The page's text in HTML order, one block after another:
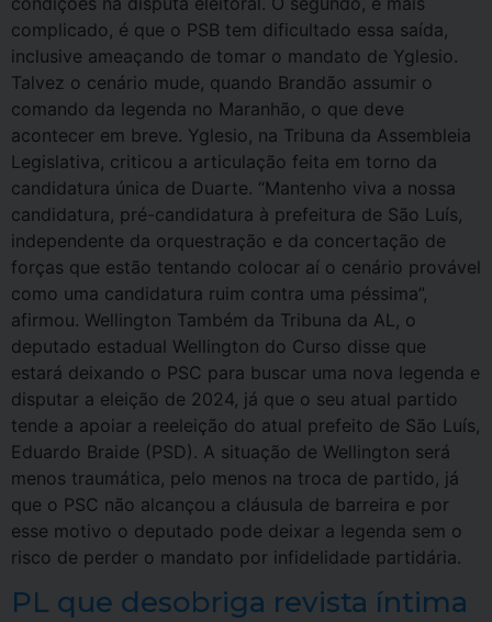
complicado, é que o PSB tem dificultado essa saída,
inclusive ameaçando de tomar o mandato de Yglesio.
Talvez o cenário mude, quando Brandão assumir o
comando da legenda no Maranhão, o que deve
acontecer em breve. Yglesio, na Tribuna da Assembleia
Legislativa, criticou a articulação feita em torno da
candidatura única de Duarte. “Mantenho viva a nossa
candidatura, pré-candidatura à prefeitura de São Luís,
independente da orquestração e da concertação de
forças que estão tentando colocar aí o cenário provável
como uma candidatura ruim contra uma péssima”,
afirmou. Wellington Também da Tribuna da AL, o
deputado estadual Wellington do Curso disse que
estará deixando o PSC para buscar uma nova legenda e
disputar a eleição de 2024, já que o seu atual partido
tende a apoiar a reeleição do atual prefeito de São Luís,
Eduardo Braide (PSD). A situação de Wellington será
menos traumática, pelo menos na troca de partido, já
que o PSC não alcançou a cláusula de barreira e por
esse motivo o deputado pode deixar a legenda sem o
risco de perder o mandato por infidelidade partidária.
PL que desobriga revista íntima